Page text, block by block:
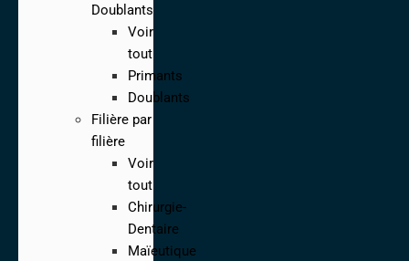
Doublants
Voir
tout
Primants
Doublants
Filière par
filière
Voir
tout
Chirurgie-
Dentaire
Maïeutique